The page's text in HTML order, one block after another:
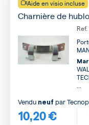
Aide en visio incluse
Charnière de
10,20 €
Vendu neuf par